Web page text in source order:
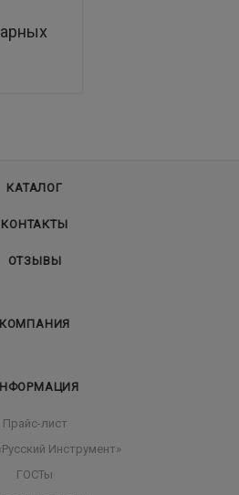
КАТАЛОГ
КОНТАКТЫ
ОТЗЫВЫ
КОМПАНИЯ
Прайс-лист
Инструмент»
ГОСТы